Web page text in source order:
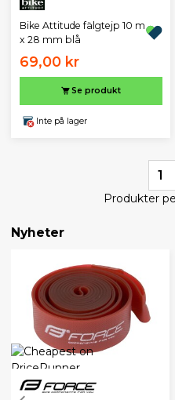
Bike Attitude fälgtejp 10 m
x 28 mm blå
69,00 kr
Se produkt
Inte på lager
1
Produkter
Nyheter